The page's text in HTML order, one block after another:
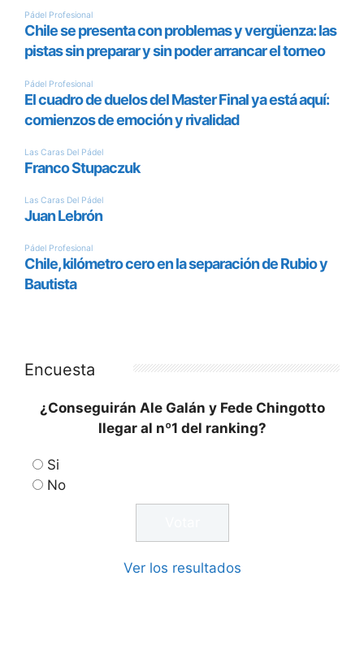
Encuesta
¿Conseguirán Ale Galán y Fede Chingotto
llegar al nº1 del ranking?
Si
No
Ver los resultados